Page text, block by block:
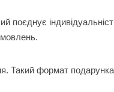
поєднує
Такий формат